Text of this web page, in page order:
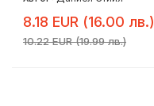
8.18 EUR (16.00 лв.)
10.22 EUR (19.99 лв.)